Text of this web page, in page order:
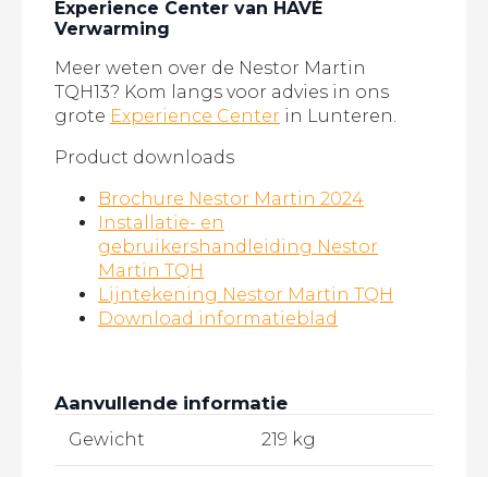
Experience Center van HAVÉ
Verwarming
Meer weten over de Nestor Martin
TQH13? Kom langs voor advies in ons
grote Experience Center in Lunteren.
Product downloads
Brochure Nestor Martin 2024
Installatie- en
gebruikershandleiding Nestor
Martin TQH
Lijntekening Nestor Martin TQH
Download informatieblad
Aanvullende informatie
Gewicht 219 kg